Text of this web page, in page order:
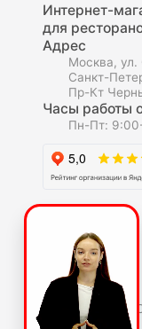
Интернет-
для
Адрес
Москва, ул.
Санкт-
Пр-Кт
Часы работы
Пн-Пт:
О компаниии
О нас
Полезное
Скидки и акции